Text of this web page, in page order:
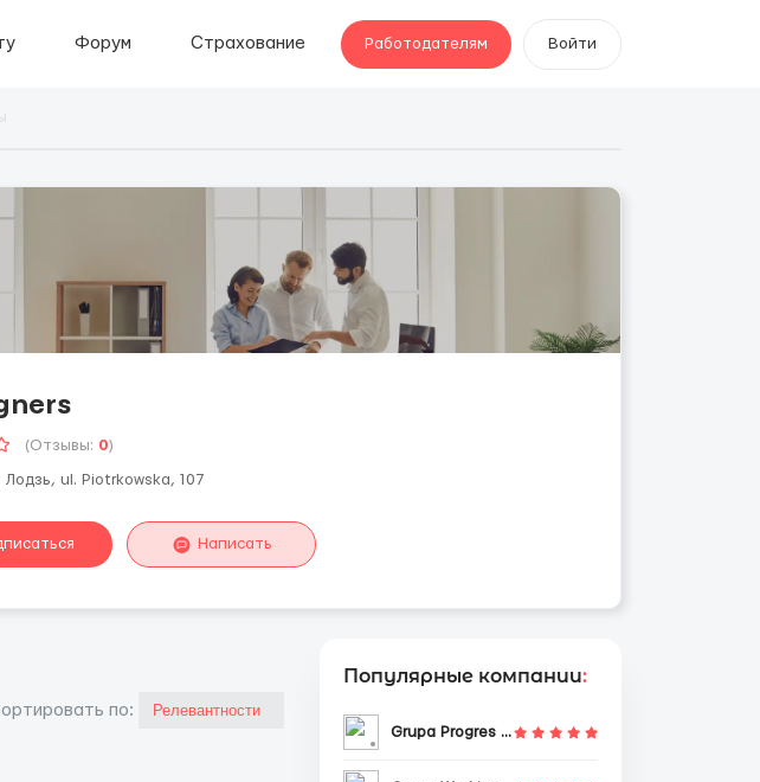
Форум Страхование Работодателям Войти
(Отзывы: 0)
ul. Piotrkowska, 107
Написать
по:
Популярные компании:
Grupa Progres Sp. z o.o.